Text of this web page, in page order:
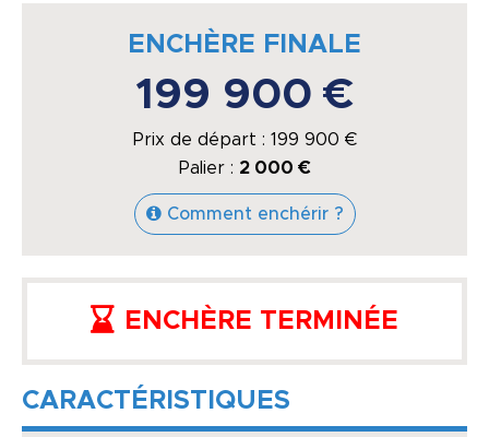
ENCHÈRE FINALE
199 900 €
Prix de départ : 199 900 €
Palier : 2 000 €
Comment enchérir ?
ENCHÈRE TERMINÉE
CARACTÉRISTIQUES